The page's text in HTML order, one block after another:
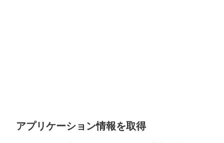
アプリケーション情報を取得